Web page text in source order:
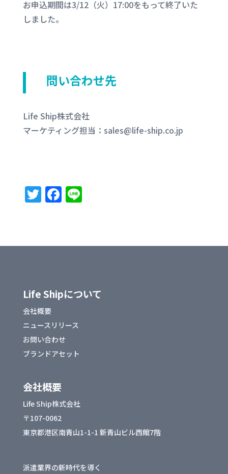
お申込期間は3/12（火）17:00をもって終了いた
しました。
問い合わせ先
Life Ship株式会社
マーケティング担当：sales@life-ship.co.jp
T
w
te
F
a
e
o
Li
Life Shipについて
会社概要
ニュースリリース
お問い合わせ
ブランドアセット
会社概要
Life Ship株式会社
〒107-0062
東京都港区南青山1-1-1 新青山ビル西館7階
派遣業界の新時代を導く